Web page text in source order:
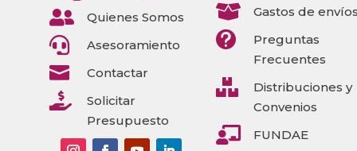
 Quienes Somos
 Asesoramiento
 Contactar

Solicitar
Presupuesto
 Gastos de

Preguntas
Frecuentes

Distribuciones y
Convenios
 FUNDAE